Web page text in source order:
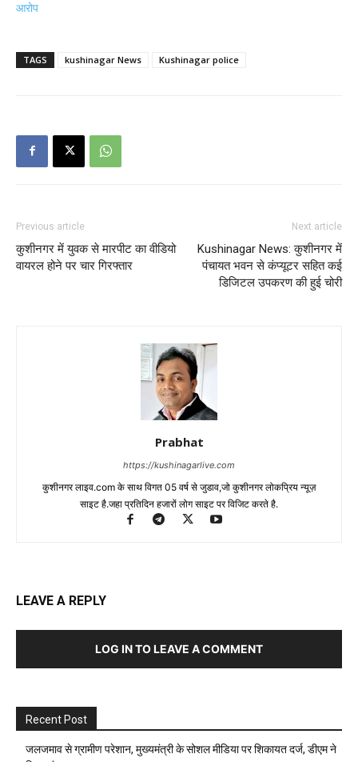
आरोप
TAGS kushinagar News Kushinagar police
Previous article
कुशीनगर में युवक से मारपीट का वीडियो
वायरल होने पर चार गिरफ्तार
Next article
Kushinagar News: कुशीनगर में
पंचायत भवन से कंप्यूटर सहित कई
डिजिटल उपकरण की हुई चोरी
Prabhat
https://kushinagarlive.com
कुशीनगर लाइव.com के साथ विगत 05 वर्ष से जुडाव,जो कुशीनगर लोकप्रिय न्यूज़
साइट है.जहा प्रतिदिन हजारों लोग साइट पर विजिट करते है.
LEAVE A REPLY
LOG IN TO LEAVE A COMMENT
Recent Post
जलजमाव से ग्रामीण परेशान, मुख्यमंत्री के सोशल मीडिया पर शिकायत दर्ज, डीएम ने